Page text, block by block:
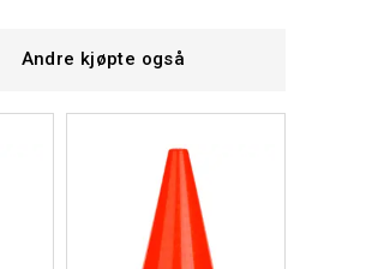
Andre kjøpte også